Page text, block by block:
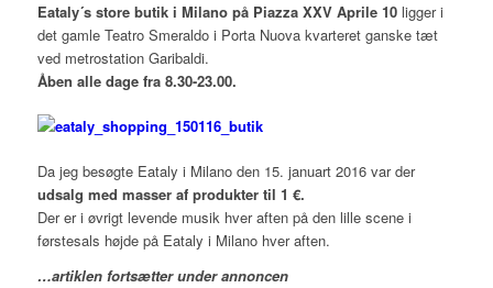
Eataly´s store butik i Milano på Piazza XXV Aprile 10 ligger i
det gamle Teatro Smeraldo i Porta Nuova kvarteret ganske tæt
ved metrostation Garibaldi.
Åben alle dage fra 8.30-23.00.
Da jeg besøgte Eataly i Milano den 15. januart 2016 var der
udsalg med masser af produkter til 1 €.
Der er i øvrigt levende musik hver aften på den lille scene i
førstesals højde på Eataly i Milano hver aften.
…artiklen fortsætter under annoncen